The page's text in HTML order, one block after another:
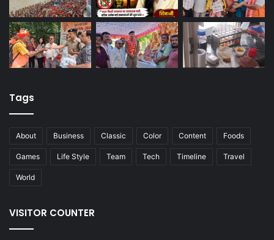
Tags
About Business Classic Color Content Foods
Games Life Style Team Tech Timeline Travel
World
VISITOR COUNTER